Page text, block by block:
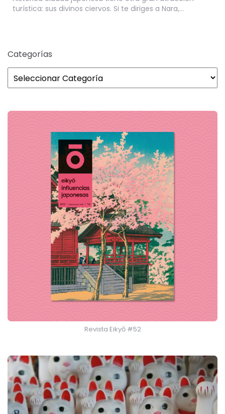
turística: sus divinos ciervos. Si te diriges a Nara,…
Categorías
Revista Eikyō #52